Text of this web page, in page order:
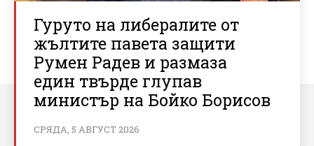
Гуруто на либералите от
жълтите павета защити
Румен Радев и размаза
един твърде глупав
министър на Бойко Борисов
СРЯДА, 5 АВГУСТ 2026